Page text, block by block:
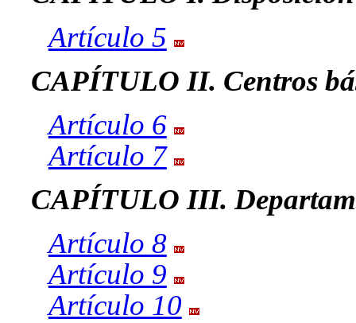
Artículo 5
CAPÍTULO II. Centros
Artículo 6
Artículo 7
CAPÍTULO III.
Artículo 8
Artículo 9
Artículo 10